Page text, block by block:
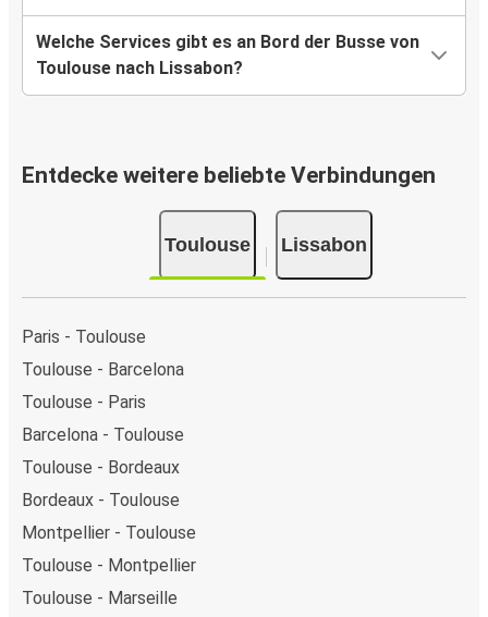
Welche Services gibt es an Bord der Busse von
Toulouse nach Lissabon?
Entdecke weitere beliebte Verbindungen
Toulouse Lissabon
Paris - Toulouse
Toulouse - Barcelona
Toulouse - Paris
Barcelona - Toulouse
Toulouse - Bordeaux
Bordeaux - Toulouse
Montpellier - Toulouse
Toulouse - Montpellier
Toulouse - Marseille